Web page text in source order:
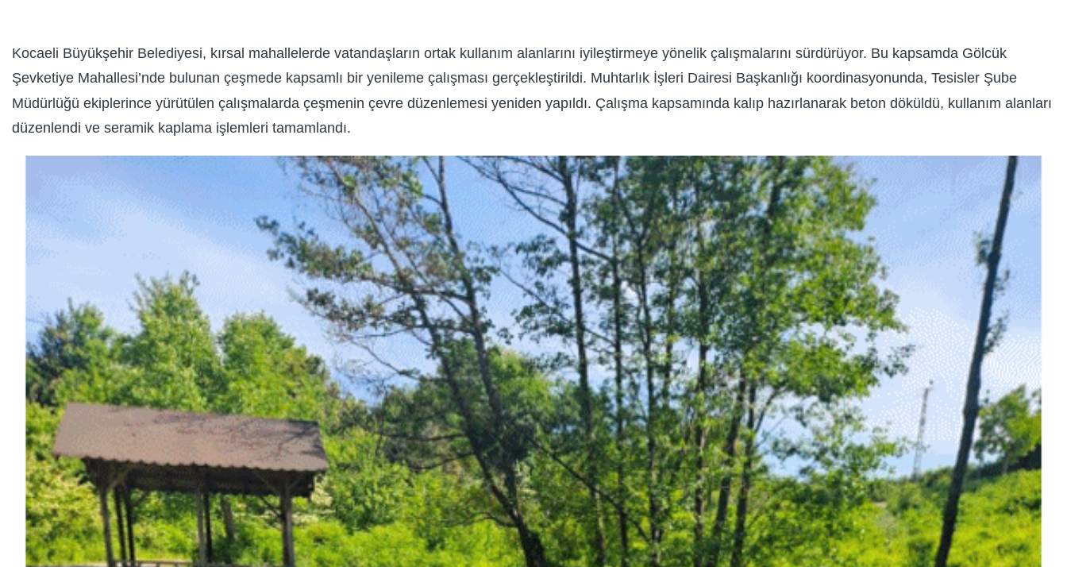
Kocaeli Büyükşehir Belediyesi, kırsal mahallelerde vatandaşların ortak kullanım alanlarını iyileştirmeye yönelik çalışmalarını sürdürüyor. Bu kapsamda Gölcük
Şevketiye Mahallesi’nde bulunan çeşmede kapsamlı bir yenileme çalışması gerçekleştirildi. Muhtarlık İşleri Dairesi Başkanlığı koordinasyonunda, Tesisler Şube
Müdürlüğü ekiplerince yürütülen çalışmalarda çeşmenin çevre düzenlemesi yeniden yapıldı. Çalışma kapsamında kalıp hazırlanarak beton döküldü, kullanım alanları
düzenlendi ve seramik kaplama işlemleri tamamlandı.